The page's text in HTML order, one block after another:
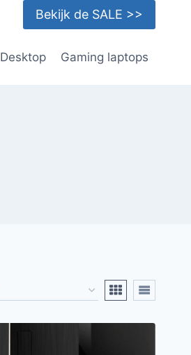
Bekijk de SALE >>
Desktop Gaming laptops